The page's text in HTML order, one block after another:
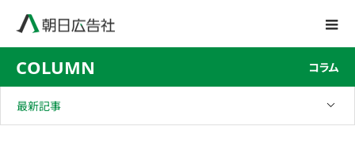
COLUMN コラム
最新記事